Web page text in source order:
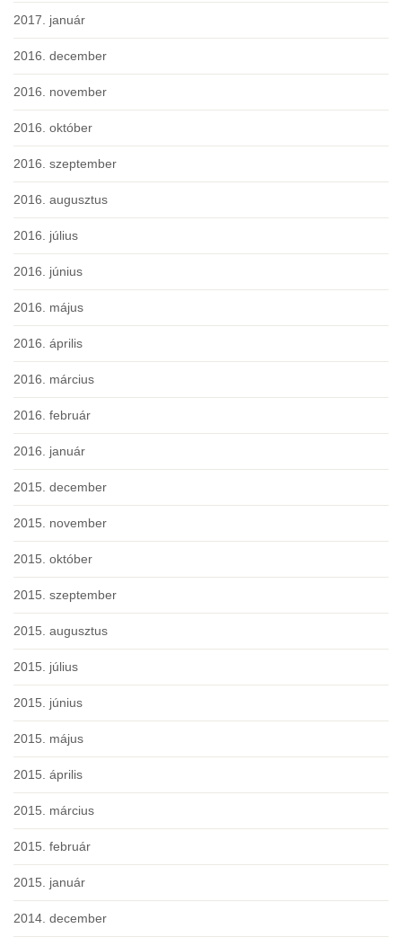
2017. január
2016. december
2016. november
2016. október
2016. szeptember
2016. augusztus
2016. július
2016. június
2016. május
2016. április
2016. március
2016. február
2016. január
2015. december
2015. november
2015. október
2015. szeptember
2015. augusztus
2015. július
2015. június
2015. május
2015. április
2015. március
2015. február
2015. január
2014. december